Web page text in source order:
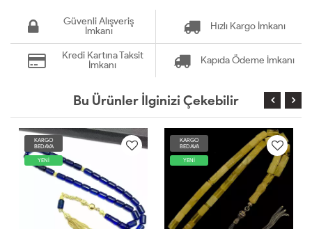
Güvenli Alışveriş
İmkanı
Hızlı Kargo İmkanı
Kredi Kartına Taksit
İmkanı
Kapıda Ödeme İmkanı
Bu Ürünler İlginizi Çekebilir
KARGO
BEDAVA
YENİ
KARGO
BEDAVA
YENİ